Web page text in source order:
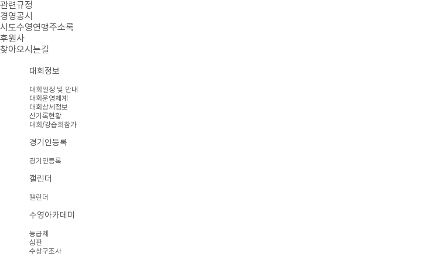
관련규정
경영공시
시도수영연맹주소록
후원사
찾아오시는길
대회정보
대회일정 및 안내
대회운영체계
대회상세정보
신기록현황
대회/강습회참가
경기인등록
경기인등록
캘린더
캘린더
수영아카데미
등급제
심판
수상구조사